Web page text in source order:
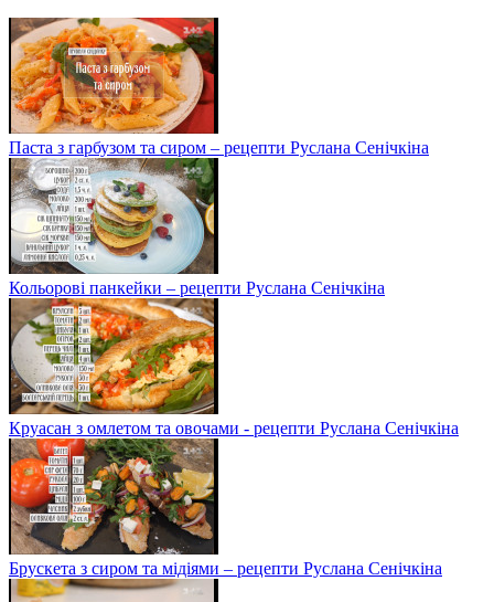
Паста з гарбузом та сиром – рецепти Руслана Сенічкіна
Кольорові панкейки – рецепти Руслана Сенічкіна
Круасан з омлетом та овочами - рецепти Руслана Сенічкіна
Брускета з сиром та мідіями – рецепти Руслана Сенічкіна